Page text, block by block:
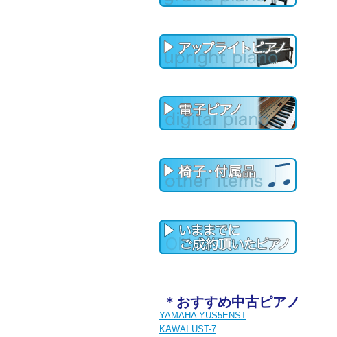
＊おすすめ中古ピアノ
YAMAHA YUS5ENST
KAWAI UST-7